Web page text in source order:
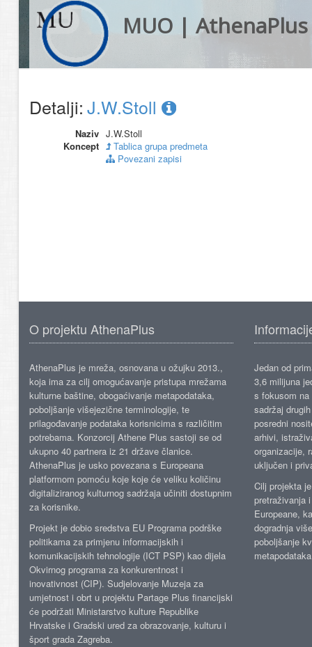
MUO | AthenaPlus
Detalji:J.W.Stoll
Naziv J.W.Stoll
Koncept
Tablica grupa predmeta
Povezani zapisi
O projektu AthenaPlus
AthenaPlus je mreža, osnovana u ožujku 2013.,
koja ima za cilj omogućavanje pristupa mrežama
kulturne baštine, obogaćivanje metapodataka,
poboljšanje višejezične terminologije, te
prilagođavanje podataka korisnicima s različitim
potrebama. Konzorcij Athene Plus sastoji se od
ukupno 40 partnera iz 21 države članice.
AthenaPlus je usko povezana s Europeana
platformom pomoću koje koje će veliku količinu
digitaliziranog kulturnog sadržaja učiniti dostupnim
za korisnike.
Projekt je dobio sredstva EU Programa podrške
politikama za primjenu informacijskih i
komunikacijskih tehnologije (ICT PSP) kao dijela
Okvirnog programa za konkurentnost i
inovativnost (CIP). Sudjelovanje Muzeja za
umjetnost i obrt u projektu Partage Plus financijski
će podržati Ministarstvo kulture Republike
Hrvatske i Gradski ured za obrazovanje, kulturu i
šport grada Zagreba.
Jedan od
3,6 milijuna
s fokusom
sadržaj
posredni
arhivi,
organizacije,
uključen i
Cilj projekta
pretraživanja
Europeane,
dogradnja
poboljšanje